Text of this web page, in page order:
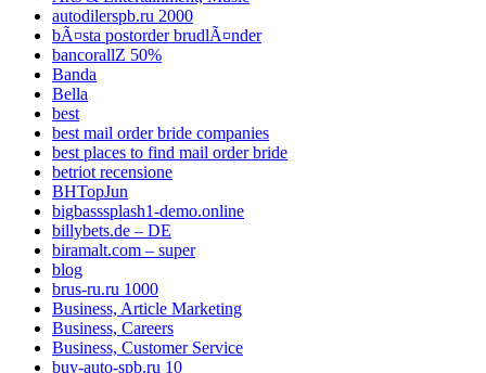
autodilerspb.ru 2000
bÃ¤sta postorder brudlÃ¤nder
bancorallZ 50%
Banda
Bella
best
best mail order bride companies
best places to find mail order bride
betriot recensione
BHTopJun
bigbasssplash1-demo.online
billybets.de – DE
biramalt.com – super
blog
brus-ru.ru 1000
Business, Article Marketing
Business, Careers
Business, Customer Service
buy-auto-spb.ru 10